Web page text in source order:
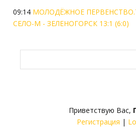
Приветствую Вас,
Регистрация |
09:14 МОЛОДЁЖНОЕ
СЕЛО-М - ЗЕЛЕНОГОРСК 13:1 (6:0)